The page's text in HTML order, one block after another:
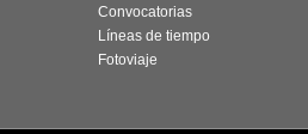
Convocatorias
Líneas de tiempo
Fotoviaje